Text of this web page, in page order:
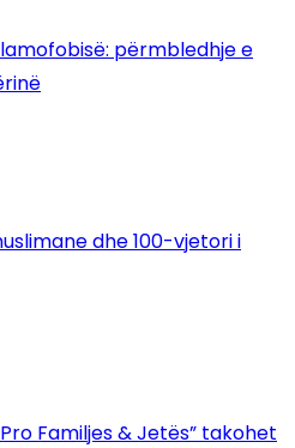
përmbledhje e
dhe 100-vjetori i
Familjes & Jetës” takohet